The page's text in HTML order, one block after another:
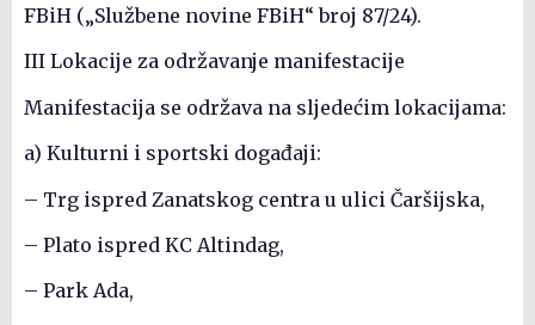
FBiH („Službene novine FBiH“ broj 87/24).
III Lokacije za održavanje manifestacije
Manifestacija se održava na sljedećim lokacijama:
a) Kulturni i sportski događaji:
– Trg ispred Zanatskog centra u ulici Čaršijska,
– Plato ispred KC Altindag,
– Park Ada,